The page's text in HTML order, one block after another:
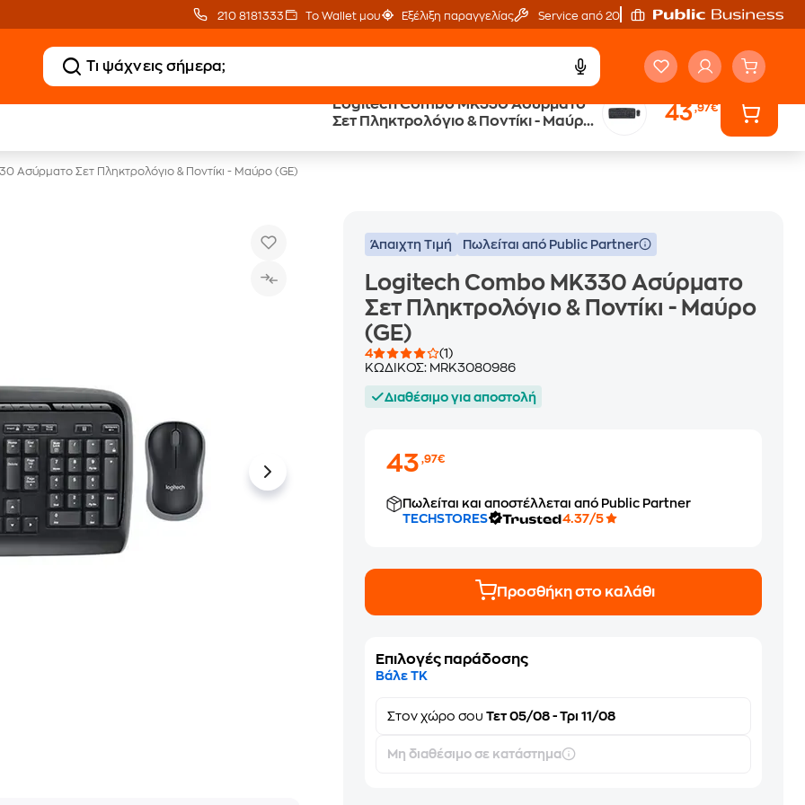
210 8181333 Το Wallet μου Εξέλιξη παραγγελίας Service από 20'
Logitech Combo MK330 Ασύρματο
Σετ Πληκτρολόγιο & Ποντίκι - Μαύρο
43,97€
Public επιστροφή € Άτοκες Δόσεις
Ασύρματο Σετ Πληκτρολόγιο & Ποντίκι - Μαύρο (GE)
Άπαιχτη Τιμή Πωλείται από Public Partner
Logitech Combo MK330 Ασύρματο
Σετ Πληκτρολόγιο & Ποντίκι - Μαύρο
(GE)
4
(1)
ΚΩΔΙΚΟΣ: MRK3080986
Διαθέσιμο για αποστολή
43,97€
Πωλείται και αποστέλλεται από Public Partner
TECHSTORES
4.37/5
Προσθήκη στο καλάθι
Επιλογές παράδοσης
Βάλε ΤΚ
Στονχώρο σου Τετ 05/08 - Τρι 11/08
Μη διαθέσιμο σε κατάστημα